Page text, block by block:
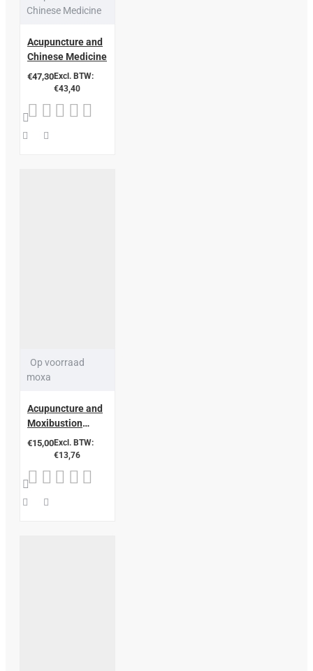
Chinese Medicine
Acupuncture and
Chinese Medicine
€47,30Excl. BTW:
€43,40
Op voorraad
moxa
Acupuncture and
Moxibustion
Practical Chinese
Traditional
Pharmacology
€15,00Excl. BTW:
€13,76